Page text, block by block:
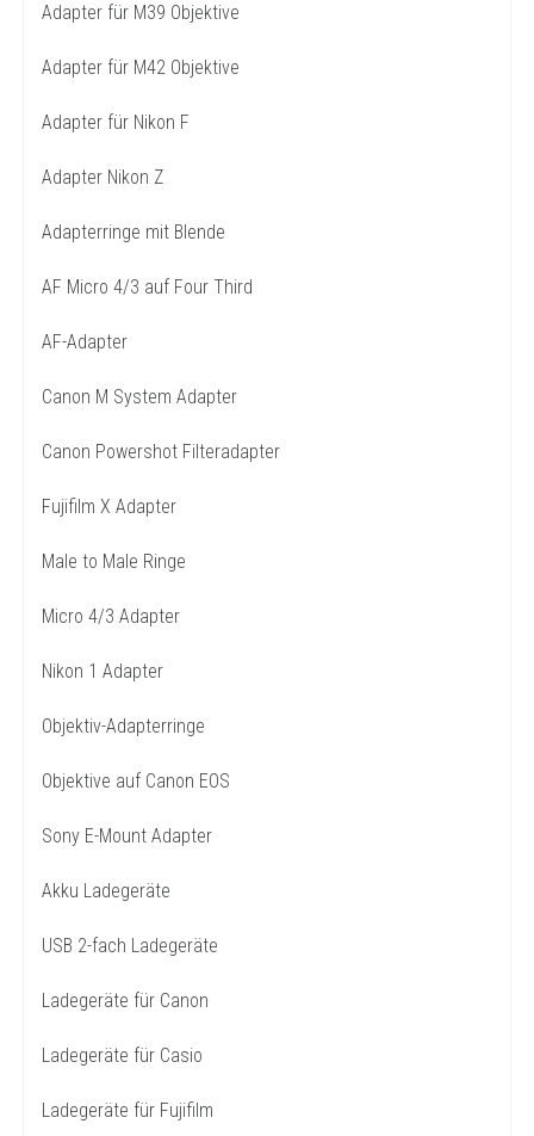
Adapter für M39 Objektive
Adapter für M42 Objektive
Adapter für Nikon F
Adapter Nikon Z
Adapterringe mit Blende
AF Micro 4/3 auf Four Third
AF-Adapter
Canon M System Adapter
Canon Powershot Filteradapter
Fujifilm X Adapter
Male to Male Ringe
Micro 4/3 Adapter
Nikon 1 Adapter
Objektiv-Adapterringe
Objektive auf Canon EOS
Sony E-Mount Adapter
Akku Ladegeräte
USB 2-fach Ladegeräte
Ladegeräte für Canon
Ladegeräte für Casio
Ladegeräte für Fujifilm